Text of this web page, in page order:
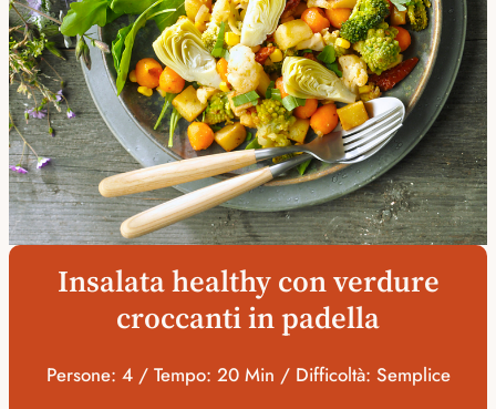
Insalata healthy con verdure
croccanti in padella
Persone: 4 / Tempo: 20 Min / Difficoltà: Semplice